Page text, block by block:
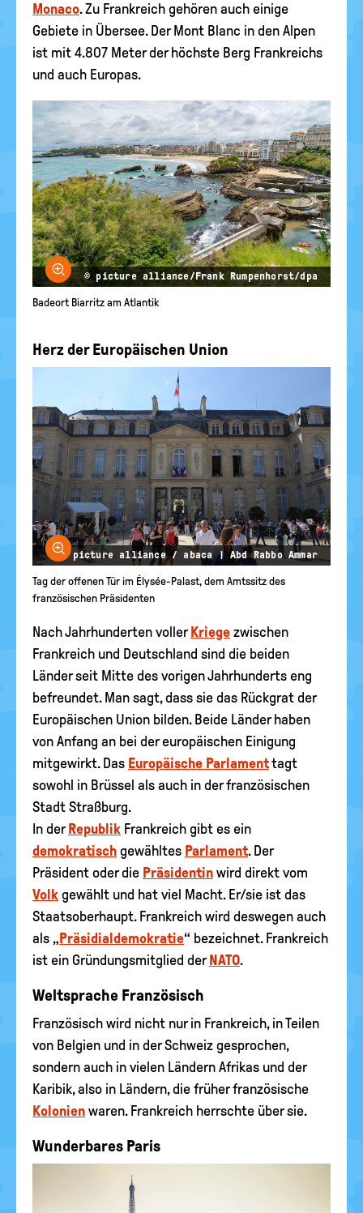
Monaco. Zu Frankreich gehören auch einige
Gebiete in Übersee. Der Mont Blanc in den Alpen
ist mit 4.807 Meter der höchste Berg Frankreichs
und auch Europas.
Bild vergrößern
© picture alliance/Frank Rumpenhorst/dpa
Badeort Biarritz am Atlantik
Herz der Europäischen Union
Bild vergrößern
© picture alliance / abaca | Abd Rabbo Ammar
Tag der offenen Tür im Élysée-Palast, dem Amtssitz des
französischen Präsidenten
Nach Jahrhunderten voller Kriege zwischen
Frankreich und Deutschland sind die beiden
Länder seit Mitte des vorigen Jahrhunderts eng
befreundet. Man sagt, dass sie das Rückgrat der
Europäischen Union bilden. Beide Länder haben
von Anfang an bei der europäischen Einigung
mitgewirkt. Das Europäische Parlamenttagt
sowohl in Brüssel als auch in der französischen
Stadt Straßburg.
In der Republik Frankreich gibt es ein
demokratisch gewähltes Parlament. Der
Präsident oder die Präsidentin wird direkt vom
Volk gewählt und hat viel Macht. Er/sie ist das
Staatsoberhaupt. Frankreich wird deswegen auch
als „ Präsidialdemokratie“ bezeichnet. Frankreich
ist ein Gründungsmitglied der NATO.
Weltsprache Französisch
Französisch wird nicht nur in Frankreich, in Teilen
von Belgien und in der Schweiz gesprochen,
sondern auch in vielen Ländern Afrikas und der
Karibik, also in Ländern, die früher französische
Kolonien waren. Frankreich herrschte über sie.
Wunderbares Paris